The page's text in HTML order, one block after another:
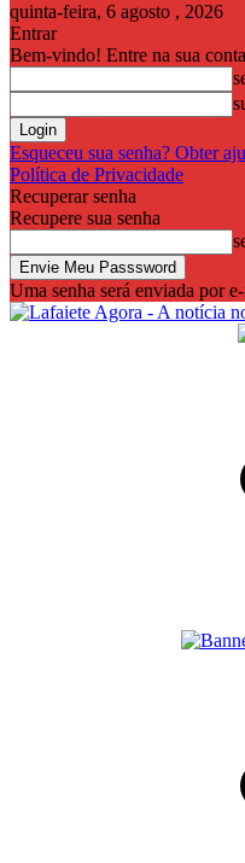
quinta-feira, 6 agosto , 2026
Entrar
Bem-vindo! Entre na sua conta
Esqueceu sua senha? Obter
Política de Privacidade
Recuperar senha
Recupere sua senha
Uma senha será enviada por